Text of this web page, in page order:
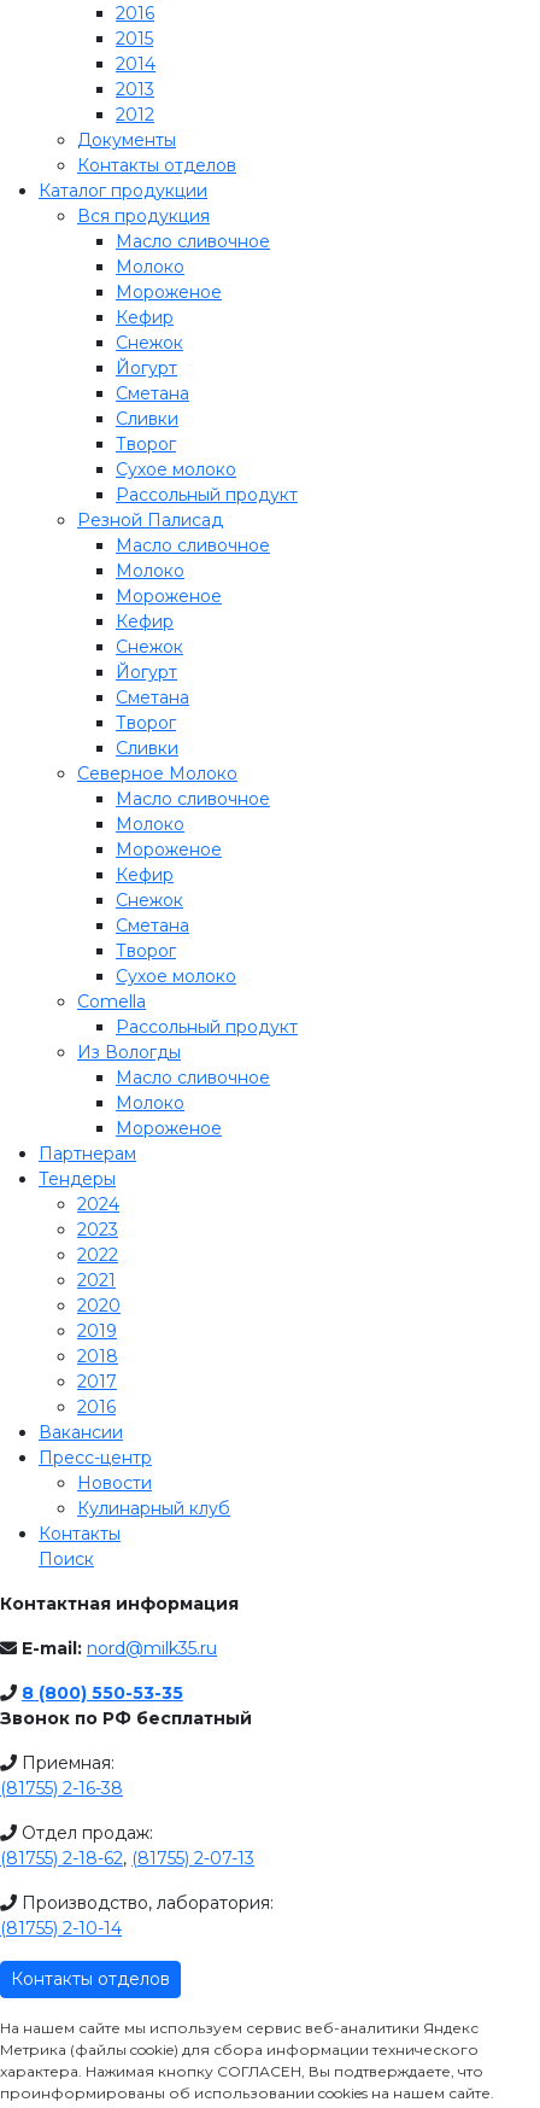
2016
2015
2014
2013
2012
Документы
Контакты отделов
Каталог продукции
Вся продукция
Масло сливочное
Молоко
Мороженое
Кефир
Снежок
Йогурт
Сметана
Сливки
Творог
Сухое молоко
Рассольный продукт
Резной Палисад
Масло сливочное
Молоко
Мороженое
Кефир
Снежок
Йогурт
Сметана
Творог
Сливки
Северное Молоко
Масло сливочное
Молоко
Мороженое
Кефир
Снежок
Сметана
Творог
Сухое молоко
Comеlla
Рассольный продукт
Из Вологды
Масло сливочное
Молоко
Мороженое
Партнерам
Тендеры
2024
2023
2022
2021
2020
2019
2018
2017
2016
Вакансии
Пресс-центр
Новости
Кулинарный клуб
Контакты
Поиск
Контактная информация
E-mail: nord@milk35.ru
8 (800) 550-53-35
Звонок по РФ бесплатный
Приемная:
(81755) 2-16-38
Отдел продаж:
(81755) 2-18-62, (81755) 2-07-13
Производство, лаборатория:
(81755) 2-10-14
Контакты отделов
На нашем сайте мы используем сервис веб-аналитики Яндекс
Метрика (файлы cookie) для сбора информации технического
характера. Нажимая кнопку СОГЛАСЕН, Вы подтверждаете, что
проинформированы об использовании cookies на нашем сайте.